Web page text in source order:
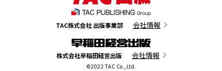
TAC株式会社 出版事業部 会社情報
株式会社早稲田経営出版 会社情報
©2022 TAC Co.,Ltd.